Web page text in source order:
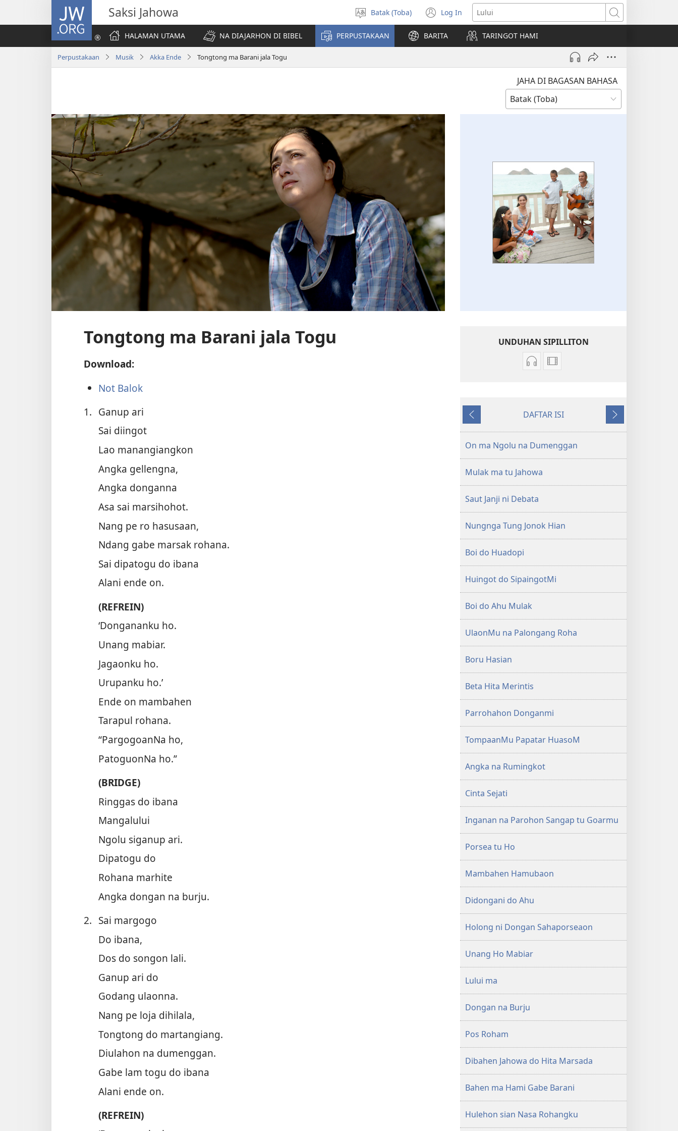
JW.ORG Saksi Jahowa
Pillit
Hata
Batak (Toba) Log In
(opens
new
window)
Lului
HALAMAN UTAMA
NA DIAJARHON DI BIBEL PERPUSTAKAAN BARITA TARINGOT HAMI
Perpustakaan Musik Akka Ende Tongtong ma Barani jala Togu
JAHA DI BAGASAN BAHASA
Tongtong ma Barani jala Togu
Download:
Not Balok
1. Ganup ari
Sai diingot
Lao manangiangkon
Angka gellengna,
Angka donganna
Asa sai marsihohot.
Nang pe ro hasusaan,
Ndang gabe marsak rohana.
Sai dipatogu do ibana
Alani ende on.
(REFREIN)
‘Dongananku ho.
Unang mabiar.
Jagaonku ho.
Urupanku ho.’
Ende on mambahen
Tarapul rohana.
“PargogoanNa ho,
PatoguonNa ho.”
(BRIDGE)
Ringgas do ibana
Mangalului
Ngolu siganup ari.
Dipatogu do
Rohana marhite
Angka dongan na burju.
2. Sai margogo
Do ibana,
Dos do songon lali.
Ganup ari do
Godang ulaonna.
Nang pe loja dihilala,
Tongtong do martangiang.
Diulahon na dumenggan.
Gabe lam togu do ibana
Alani ende on.
(REFREIN)
UNDUHAN SIPILLITON
Sipiliton
Ende
Unduhan
Akka
Andorang
so
DAFTAR ISI
Na
Mangihut
On ma Ngolu na Dumenggan
Mulak ma tu Jahowa
Saut Janji ni Debata
Nungnga Tung Jonok Hian
Boi do Huadopi
Huingot do SipaingotMi
Boi do Ahu Mulak
UlaonMu na Palongang Roha
Boru Hasian
Beta Hita Merintis
Parrohahon Donganmi
TompaanMu Papatar HuasoM
Angka na Rumingkot
Cinta Sejati
Inganan na Parohon Sangap tu Goarmu
Porsea tu Ho
Mambahen Hamubaon
Didongani do Ahu
Holong ni Dongan Sahaporseaon
Unang Ho Mabiar
Lului ma
Dongan na Burju
Pos Roham
Dibahen Jahowa do Hita Marsada
Bahen ma Hami Gabe Barani
Hulehon sian Nasa Rohangku